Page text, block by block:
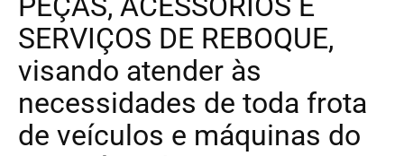
SERVIÇOS DE REBOQUE,
visando atender às
necessidades de toda frota
de veículos e máquinas do